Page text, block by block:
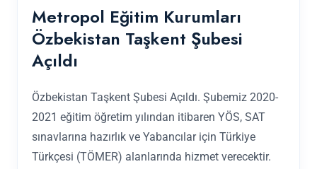
Metropol Eğitim Kurumları
Özbekistan Taşkent Şubesi
Açıldı
Özbekistan Taşkent Şubesi Açıldı. Şubemiz 2020-
2021 eğitim öğretim yılından itibaren YÖS, SAT
sınavlarına hazırlık ve Yabancılar için Türkiye
Türkçesi (TÖMER) alanlarında hizmet verecektir.